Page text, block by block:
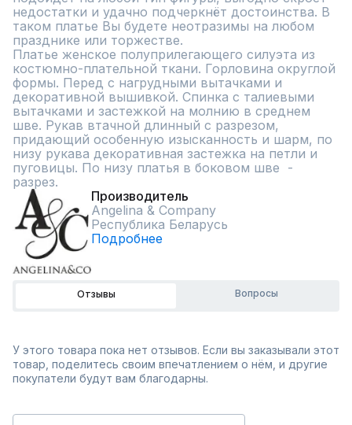
недостатки и удачно подчеркнёт достоинства. В
таком платье Вы будете неотразимы на любом
празднике или торжестве.
Платье женское полуприлегающего силуэта из
костюмно-плательной ткани. Горловина округлой
формы. Перед с нагрудными вытачками и
декоративной вышивкой. Спинка с талиевыми
вытачками и застежкой на молнию в среднем
шве. Рукав втачной длинный с разрезом,
придающий особенную изысканность и шарм, по
низу рукава декоративная застежка на петли и
пуговицы. По низу платья в боковом шве  -
разрез.
Производитель
Angelina & Сompany
Республика Беларусь
Подробнее
Отзывы Вопросы
У этого товара пока нет отзывов. Если вы заказывали этот
товар, поделитесь своим впечатлением о нём, и другие
покупатели будут вам благодарны.